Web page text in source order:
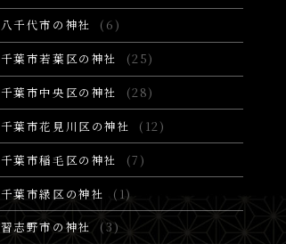
八千代市の神社
(6)
千葉市若葉区の神社
(25)
千葉市中央区の神社
(28)
千葉市花見川区の神社
(12)
千葉市稲毛区の神社
(7)
千葉市緑区の神社
(1)
習志野市の神社
(3)